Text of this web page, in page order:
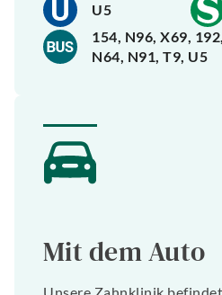
U5
154, N96, X69,
N64, N91, T9, U5
Mit dem Auto